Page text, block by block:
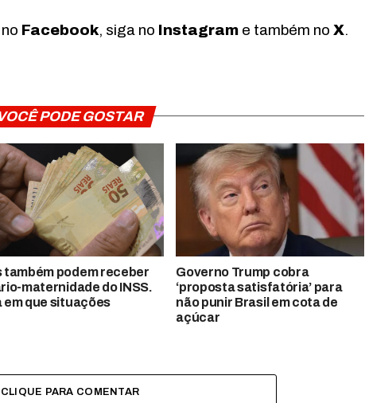
Facebook, siga no Instagram e também no X.
PODE GOSTAR
também podem receber
maternidade do INSS.
em que situações
Governo Trump cobra
‘proposta satisfatória’ para
não punir Brasil em cota de
açúcar
CLIQUE PARA COMENTAR